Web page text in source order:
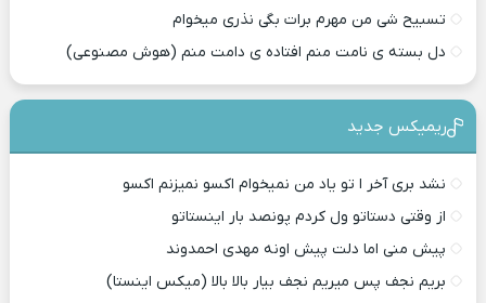
تسبیح شی من مهرم برات بگی نذری میخوام
دل بسته ی نامت منم افتاده ی دامت منم (هوش مصنوعی)
ریمیکس جدید
نشد بری آخر ا تو یاد من نمیخوام اکسو نمیزنم اکسو
از وقتی دستاتو ول کردم پونصد بار اینستاتو
پیش منی اما دلت پیش اونه مهدی احمدوند
بریم نجف پس میریم نجف بیار بالا بالا (میکس اینستا)